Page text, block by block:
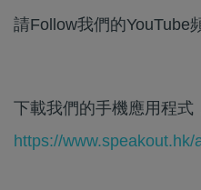
請Follow我們的YouTube
下載我們的手機應用程式
https://www.speakout.hk/